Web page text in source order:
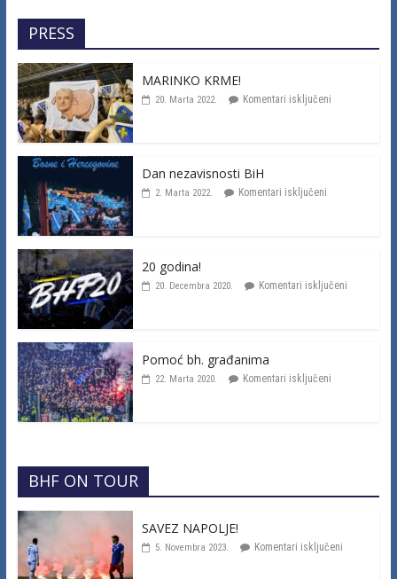
PRESS
MARINKO KRME!
20. Marta 2022. Komentari isključeni
Dan nezavisnosti BiH
2. Marta 2022. Komentari isključeni
20 godina!
20. Decembra 2020. Komentari isključeni
Pomoć bh. građanima
22. Marta 2020. Komentari isključeni
BHF ON TOUR
SAVEZ NAPOLJE!
5. Novembra 2023. Komentari isključeni